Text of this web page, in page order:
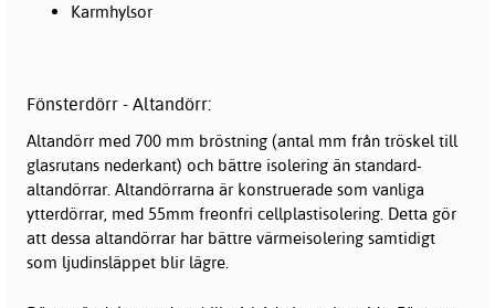
Karmhylsor
Fönsterdörr - Altandörr:
Altandörr med 700 mm bröstning (antal mm från tröskel till
glasrutans nederkant) och bättre isolering än standard-
altandörrar. Altandörrarna är konstruerade som vanliga
ytterdörrar, med 55mm freonfri cellplastisolering. Detta gör
att dessa altandörrar har bättre värmeisolering samtidigt
som ljudinsläppet blir lägre.